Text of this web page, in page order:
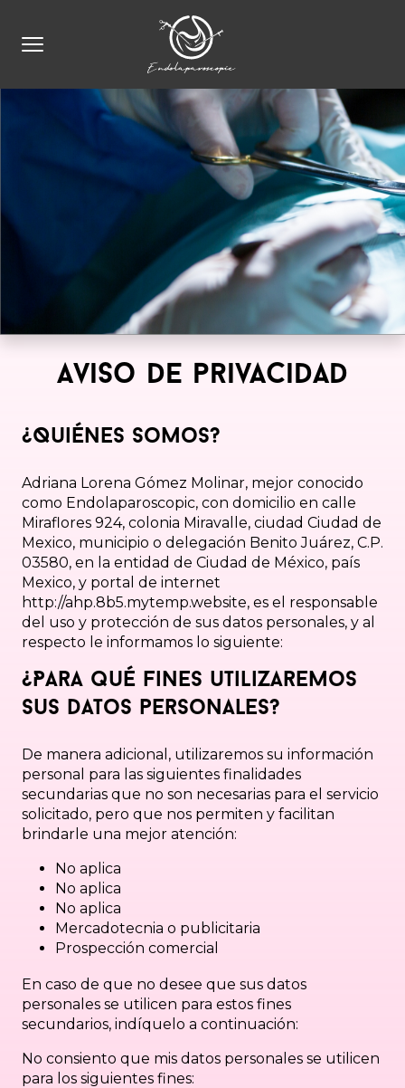
Aviso de privacidad
¿Quiénes somos?
Adriana Lorena Gómez Molinar, mejor conocido
como Endolaparoscopic, con domicilio en calle
Miraflores 924, colonia Miravalle, ciudad Ciudad de
Mexico, municipio o delegación Benito Juárez, C.P.
03580, en la entidad de Ciudad de México, país
Mexico, y portal de internet
http://ahp.8b5.mytemp.website, es el responsable
del uso y protección de sus datos personales, y al
respecto le informamos lo siguiente:
¿Para qué fines utilizaremos
sus datos personales?
De manera adicional, utilizaremos su información
personal para las siguientes finalidades
secundarias que no son necesarias para el servicio
solicitado, pero que nos permiten y facilitan
brindarle una mejor atención:
No aplica
No aplica
No aplica
Mercadotecnia o publicitaria
Prospección comercial
En caso de que no desee que sus datos
personales se utilicen para estos fines
secundarios, indíquelo a continuación:
No consiento que mis datos personales se utilicen
para los siguientes fines: